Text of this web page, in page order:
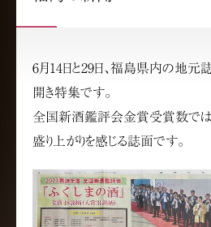
6月14日と29日、福島県内の地元誌
開き特集です。
全国新酒鑑評会金賞受賞数では
盛り上がりを感じる誌面です。